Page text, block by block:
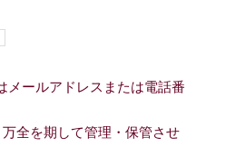
メールアドレスまたは電話番
全を期して管理・保管させ